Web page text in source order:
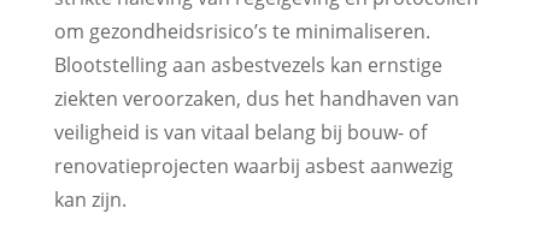
om gezondheidsrisico’s te minimaliseren.
Blootstelling aan asbestvezels kan ernstige
ziekten veroorzaken, dus het handhaven van
veiligheid is van vitaal belang bij bouw- of
renovatieprojecten waarbij asbest aanwezig
kan zijn.